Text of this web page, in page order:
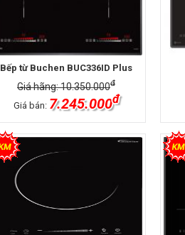
Bếp từ Buchen BUC336ID Plus
Giá hãng: 10.350.000đ
Giá bán: 7.245.000đ